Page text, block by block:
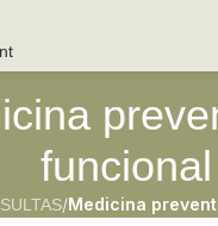
funcional
/Medicina